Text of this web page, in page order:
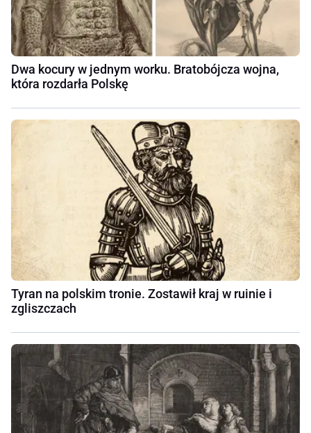
Dwa kocury w jednym worku. Bratobójcza wojna,
która rozdarła Polskę
Tyran na polskim tronie. Zostawił kraj w ruinie i
zgliszczach